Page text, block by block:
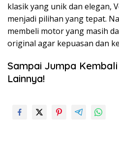
klasik yang unik dan elegan,
menjadi pilihan yang tepat.
membeli motor yang masih
original agar kepuasan dan
Sampai Jumpa
Lainnya!